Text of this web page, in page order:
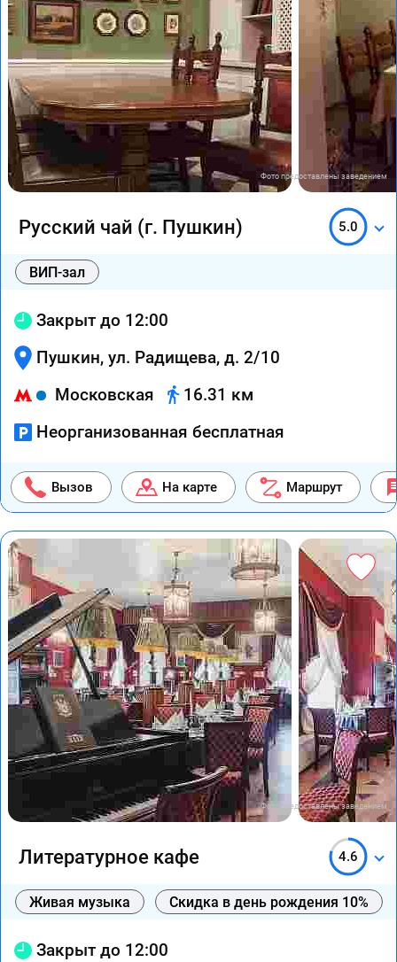
Фото предоставлены заведением
Русский чай (г. Пушкин) 5.0
ВИП-зал
Закрыт до 12:00
Пушкин, ул. Радищева, д. 2/10
Московская
16.31 км
Неорганизованная бесплатная
Вызов На карте Маршрут
Фото предоставлены заведением
Литературное кафе 4.6
Живая музыка Скидка в день рождения 10%
Закрыт до 12:00